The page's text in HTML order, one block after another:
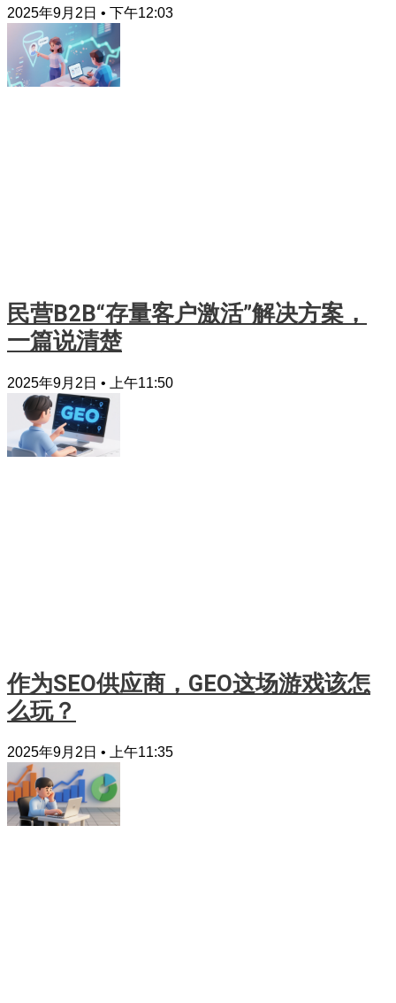
2025年9月2日 下午12:03
民营B2B“存量客户激活”解决方案，
一篇说清楚
2025年9月2日 上午11:50
作为SEO供应商，GEO这场游戏该怎
么玩？
2025年9月2日 上午11:35